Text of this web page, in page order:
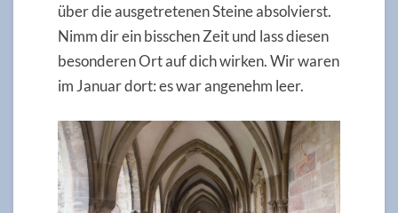
über die ausgetretenen Steine absolvierst.
Nimm dir ein bisschen Zeit und lass diesen
besonderen Ort auf dich wirken. Wir waren
im Januar dort: es war angenehm leer.